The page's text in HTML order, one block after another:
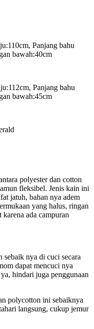
Panjang bahu
bawah:40cm
Panjang bahu
bawah:45cm
polyester dan cotton
fleksibel. Jenis kain ini
jatuh, bahan nya adem
yang halus, ringan
ada campuran
sebaik nya di cuci secara
dapat mencuci nya
hindari juga penggunaan
polycotton ini sebaiknya
langsung, cukup jemur